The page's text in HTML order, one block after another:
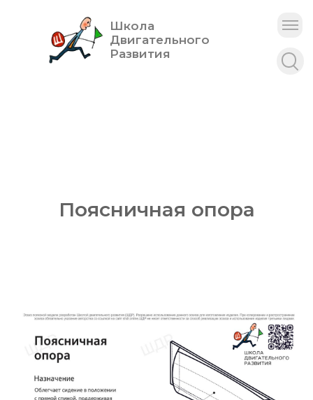
Школа
Двигательного
Развития
Поясничная опора